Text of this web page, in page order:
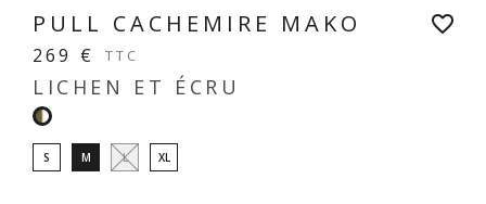
PULL CACHEMIRE MAKO
269 € TTC
LICHEN ET ÉCRU
Lichen
et
S M L XL
favorite_border